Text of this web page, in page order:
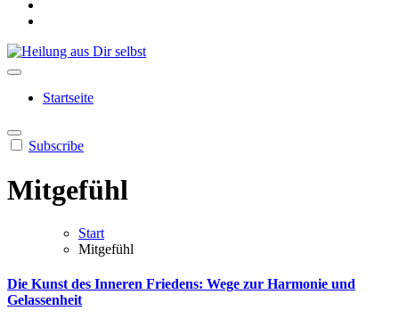
Startseite
Subscribe
Mitgefühl
Start
Mitgefühl
Die Kunst des Inneren Friedens: Wege zur Harmonie und
Gelassenheit